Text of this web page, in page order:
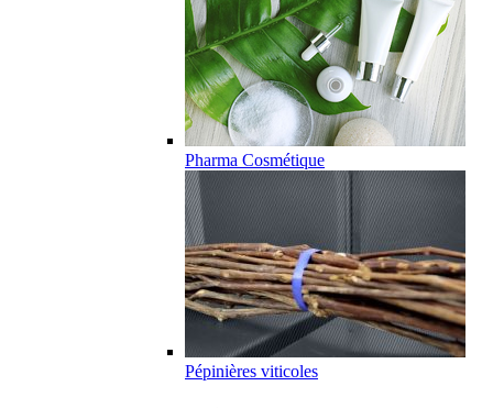
Pharma Cosmétique
Pépinières viticoles